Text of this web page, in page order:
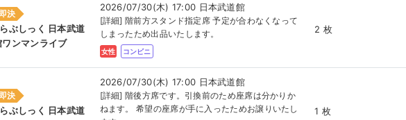
決
ぶしっく 日本武道
ワンマンライブ
2026/07/30(木) 17:00 日本武道館
[詳細] 階前方スタンド指定席 予定が合わなくなって
しまったため出品いたします。
女性 コンビニ
2 枚
決
ぶしっく 日本武道
2026/07/30(木) 17:00 日本武道館
[詳細] 階後方席です。引換前のため座席は分かりか
ねます。 希望の座席が手に入ったためお譲りいたし
1 枚